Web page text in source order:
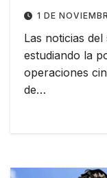
su1 DE
Las noticias
estudiando la
operaciones
de…